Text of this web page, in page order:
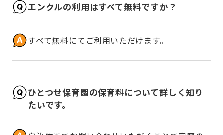
エンクルの利用はすべて無料ですか？
すべて無料にてご利用いただけます。
ひとつせ保育園の保育料について詳しく知り
たいです。